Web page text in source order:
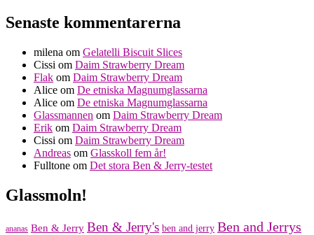
Senaste kommentarerna
milena om Gelatelli Biscuit Slices
Cissi om Daim Strawberry Dream
Flak om Daim Strawberry Dream
Alice om De etniska Magnumglassarna
Alice om De etniska Magnumglassarna
Glassmannen om Daim Strawberry Dream
Erik om Daim Strawberry Dream
Cissi om Daim Strawberry Dream
Andreas om Glasskoll fem år!
Fulltone om Det stora Ben & Jerry-testet
Glassmoln!
ananas Ben & Jerry Ben & Jerry's ben and jerry Ben and Jerrys